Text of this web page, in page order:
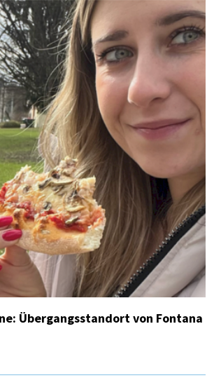
Übergangsstandort von Fontana